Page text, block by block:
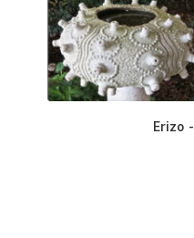
Erizo